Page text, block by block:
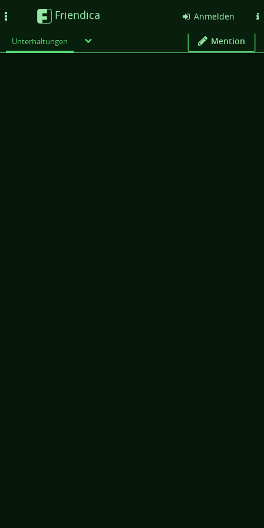
Friendica Anmelden
Unterhaltungen Mention